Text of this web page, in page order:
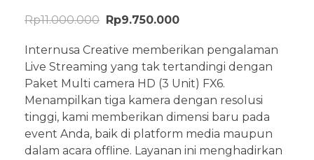
Rp11.000.000 Rp9.750.000
Internusa Creative memberikan pengalaman
Live Streaming yang tak tertandingi dengan
Paket Multi camera HD (3 Unit) FX6.
Menampilkan tiga kamera dengan resolusi
tinggi, kami memberikan dimensi baru pada
event Anda, baik di platform media maupun
dalam acara offline. Layanan ini menghadirkan